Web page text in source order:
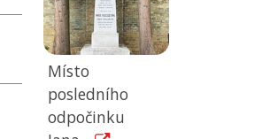
Místo
posledního
odpočinku